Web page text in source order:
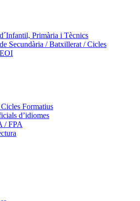
Primària i Tècnics
Secundària / Batxillerat / Cicles
Cicles Formatius
d’idiomes
/ FPA